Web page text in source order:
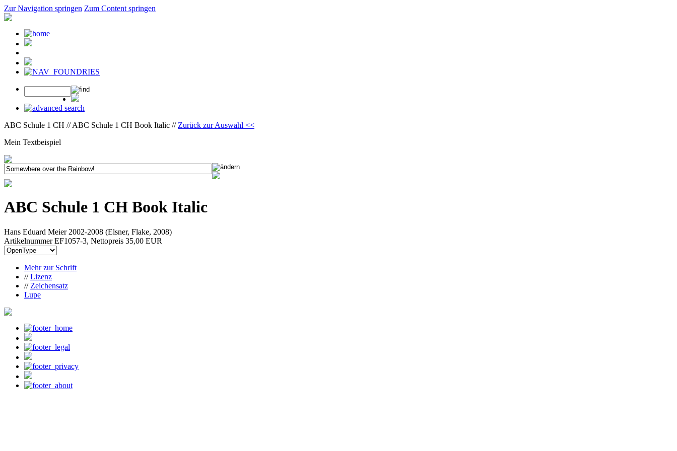
Zur Navigation springen Zum Content springen
ABC Schule 1 CH // ABC Schule 1 CH Book Italic // Zurück zur Auswahl <<
Mein Textbeispiel
ABC Schule 1 CH Book Italic
Hans Eduard Meier 2002-2008 (Elsner, Flake, 2008)
Artikelnummer EF1057-3, Nettopreis 35,00 EUR
Mehr zur Schrift
//Lizenz
// Zeichensatz
Lupe